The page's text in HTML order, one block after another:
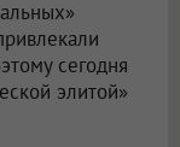
сегодня
элитой»